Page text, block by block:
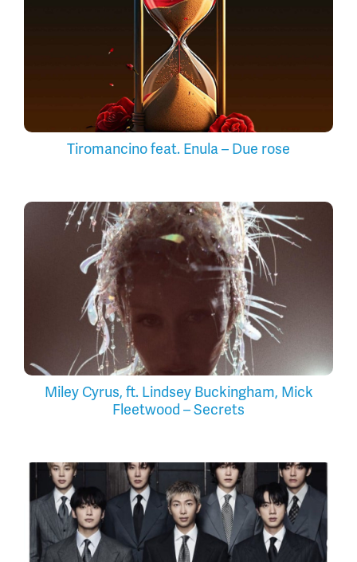
Tiromancino feat. Enula – Due rose
Miley Cyrus, ft. Lindsey Buckingham, Mick
Fleetwood – Secrets